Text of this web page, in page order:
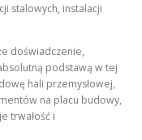
stalowych, instalacji
doświadczenie,
podstawą w tej
hali przemysłowej,
na placu budowy,
trwałość i